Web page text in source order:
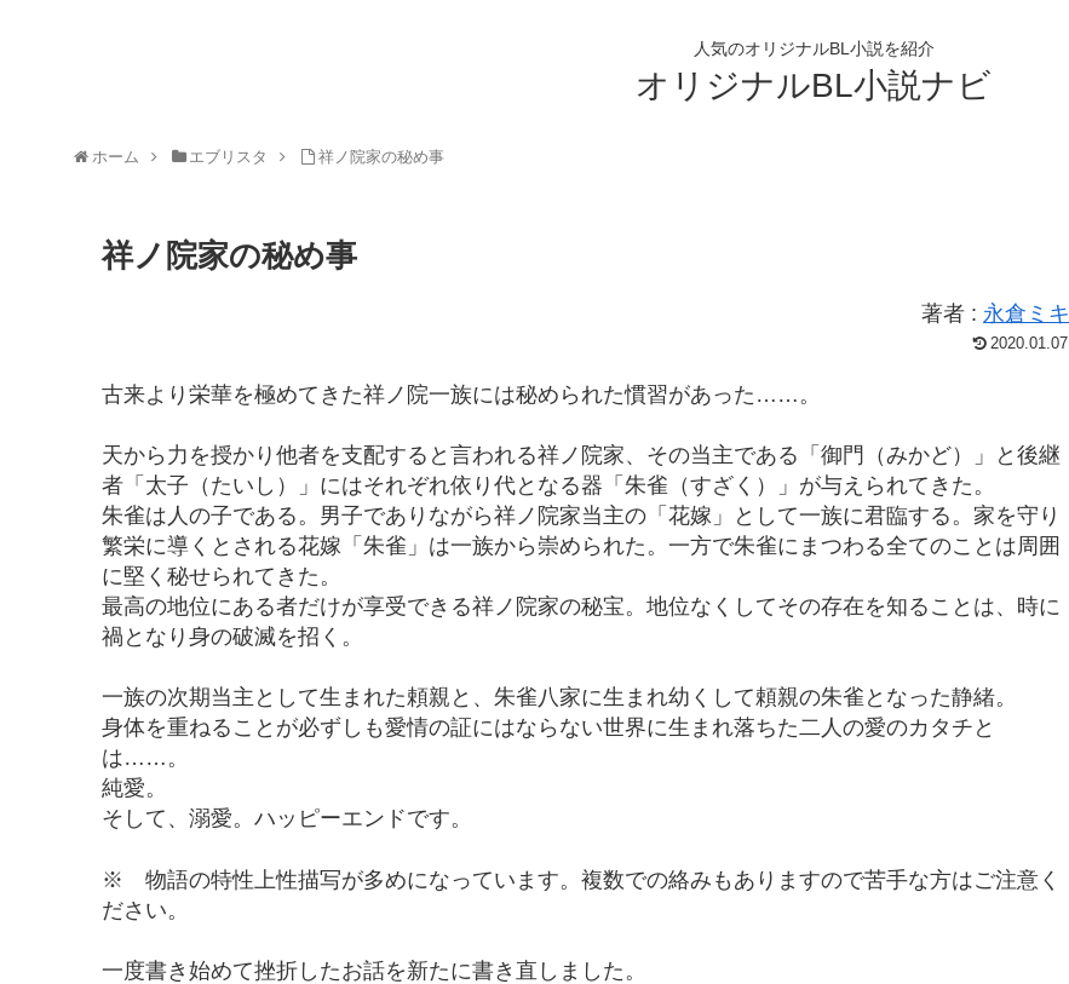
人気のオリジナルBL小説を紹介
オリジナルBL小説ナビ
ホーム エブリスタ 祥ノ院家の秘め事
祥ノ院家の秘め事
著者 : 永倉ミキ
2020.01.07
古来より栄華を極めてきた祥ノ院一族には秘められた慣習があった……。
天から力を授かり他者を支配すると言われる祥ノ院家、その当主である「御門（みかど）」と後継
者「太子（たいし）」にはそれぞれ依り代となる器「朱雀（すざく）」が与えられてきた。
朱雀は人の子である。男子でありながら祥ノ院家当主の「花嫁」として一族に君臨する。家を守り
繁栄に導くとされる花嫁「朱雀」は一族から崇められた。一方で朱雀にまつわる全てのことは周囲
に堅く秘せられてきた。
最高の地位にある者だけが享受できる祥ノ院家の秘宝。地位なくしてその存在を知ることは、時に
禍となり身の破滅を招く。
一族の次期当主として生まれた頼親と、朱雀八家に生まれ幼くして頼親の朱雀となった静緒。
身体を重ねることが必ずしも愛情の証にはならない世界に生まれ落ちた二人の愛のカタチと
は……。
純愛。
そして、溺愛。ハッピーエンドです。
※ 物語の特性上性描写が多めになっています。複数での絡みもありますので苦手な方はご注意く
ださい。
一度書き始めて挫折したお話を新たに書き直しました。